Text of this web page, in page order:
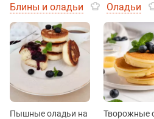
Блины и оладьи Оладьи
Пышные оладьи на
Творожные